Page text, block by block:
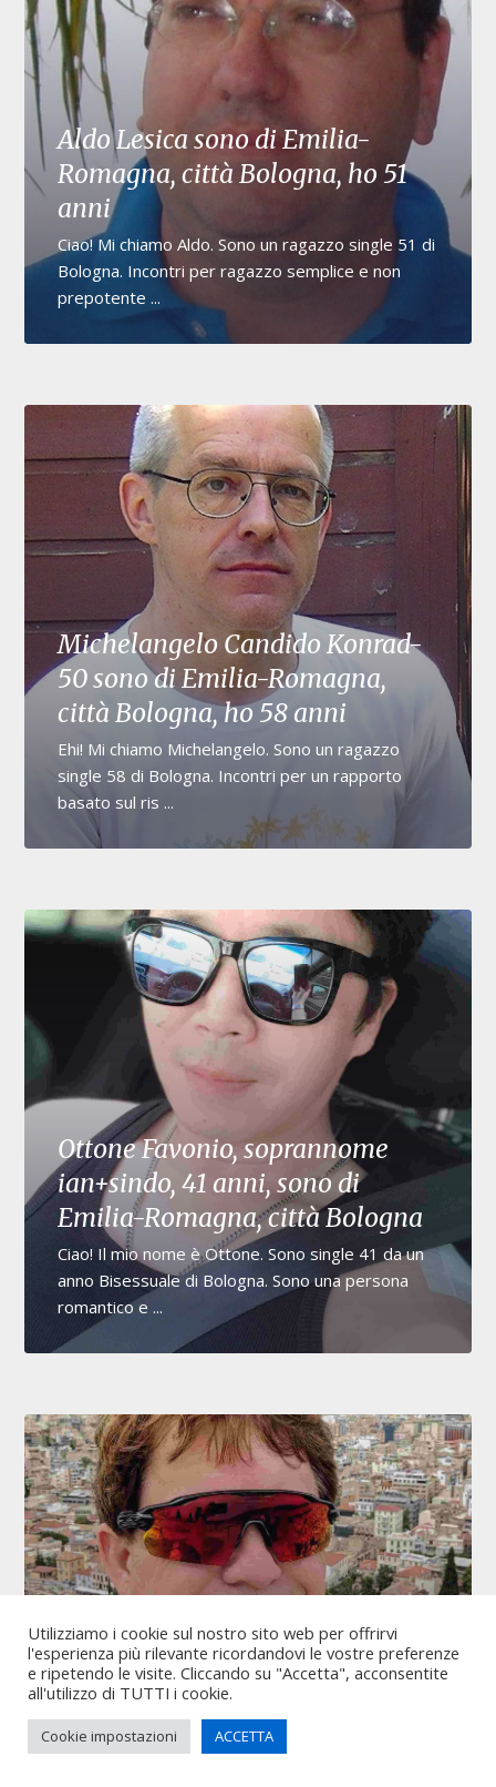
Aldo Lesica sono di Emilia-
Romagna, città Bologna, ho 51
anni
Ciao! Mi chiamo Aldo. Sono un ragazzo single 51 di
Bologna. Incontri per ragazzo semplice e non
prepotente ...
Michelangelo Candido Konrad-
50 sono di Emilia-Romagna,
città Bologna, ho 58 anni
Ehi! Mi chiamo Michelangelo. Sono un ragazzo
single 58 di Bologna. Incontri per un rapporto
basato sul ris ...
Ottone Favonio, soprannome
ian+sindo, 41 anni, sono di
Emilia-Romagna, città Bologna
Ciao! Il mio nome è Ottone. Sono single 41 da un
anno Bisessuale di Bologna. Sono una persona
romantico e ...
Kai Ellaro Sinned26 sono di
Emilia-Romagna, città Bologna,
ho 58 anni
Buon pomeriggio. Sono Kai. Ho 58 anni e Gay e
Utilizziamo i cookie sul nostro sito web per offrirvi
l'esperienza più rilevante ricordandovi le vostre preferenze
e ripetendo le visite. Cliccando su "Accetta", acconsentite
all'utilizzo di TUTTI i cookie.
Cookie impostazioni ACCETTA